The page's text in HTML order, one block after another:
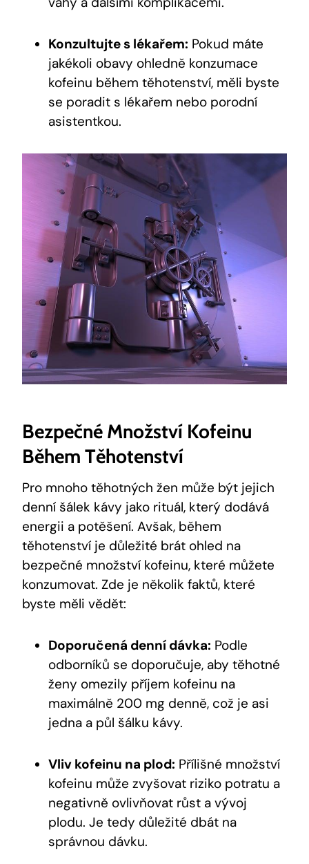
Konzultujte s lékařem: Pokud máte
⁢jakékoli obavy ohledně konzumace
kofeinu během těhotenství, měli byste
se poradit s ‍lékařem‍ nebo porodní
asistentkou.
Bezpečné Množství Kofeinu
Během⁣ Těhotenství
Pro mnoho ⁣těhotných ‌žen může být​ jejich‍
denní šálek ​kávy jako ​rituál, který‍ dodává
⁤energii a potěšení. Avšak,⁢ během
těhotenství​ je důležité ⁣brát ohled na
bezpečné‌ množství kofeinu, které můžete
konzumovat. ⁢Zde ‍je několik faktů, které
byste měli vědět:
Doporučená denní dávka: Podle⁢
odborníků se doporučuje, aby těhotné
⁤ženy ⁣omezily ‍příjem kofeinu na
maximálně ​200 mg denně, což je asi⁢
jedna a ‌půl šálku ​kávy.
Vliv kofeinu na plod: Přílišné množství
kofeinu může zvyšovat riziko⁢ potratu a
negativně ovlivňovat růst a ‍vývoj
plodu. Je tedy důležité dbát na
správnou‌ dávku.